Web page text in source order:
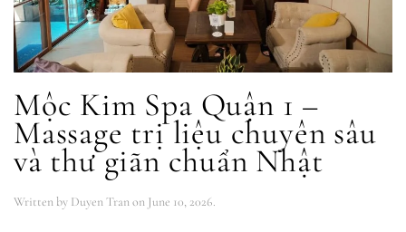
Mộc Kim Spa Quận 1 –
Massage trị liệu chuyên sâu
và thư giãn chuẩn Nhật
Written by Duyen Tranon June 10, 2026.